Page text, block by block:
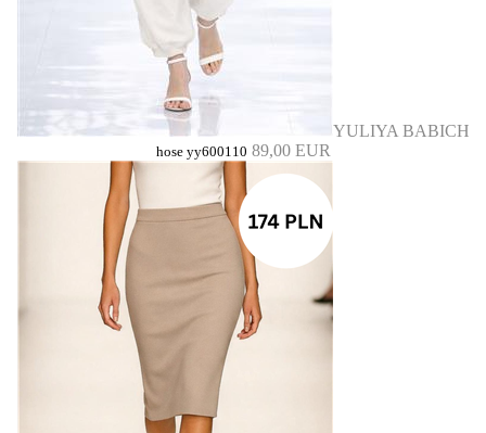
YULIYA BABICH
hose yy600110 89,00 EUR